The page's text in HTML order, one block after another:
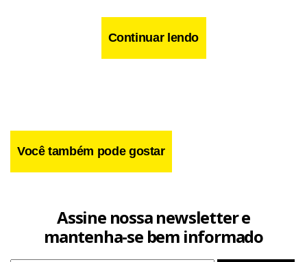
americana no dia 21, quinta-feira, desta vez no Equador.
Continuar lendo
Você também pode gostar
Assine nossa newsletter e
mantenha-se bem informado